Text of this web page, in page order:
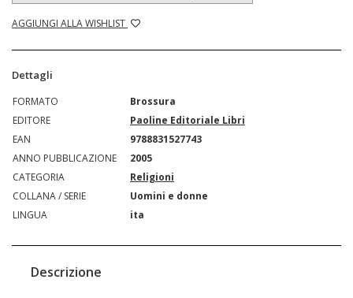
AGGIUNGI ALLA WISHLIST
Dettagli
FORMATO
Brossura
EDITORE
Paoline Editoriale Libri
EAN
9788831527743
ANNO PUBBLICAZIONE
2005
CATEGORIA
Religioni
COLLANA / SERIE
Uomini e donne
LINGUA
ita
Descrizione